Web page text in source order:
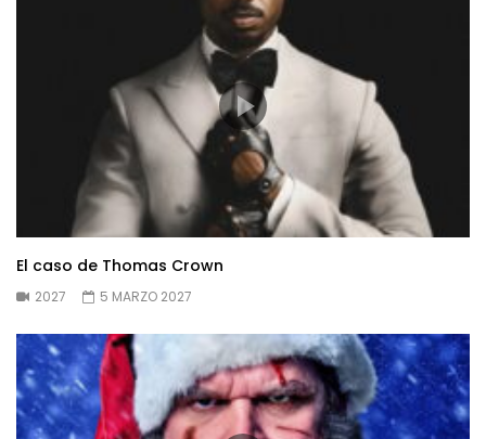
El caso de Thomas Crown
2027 5 MARZO 2027